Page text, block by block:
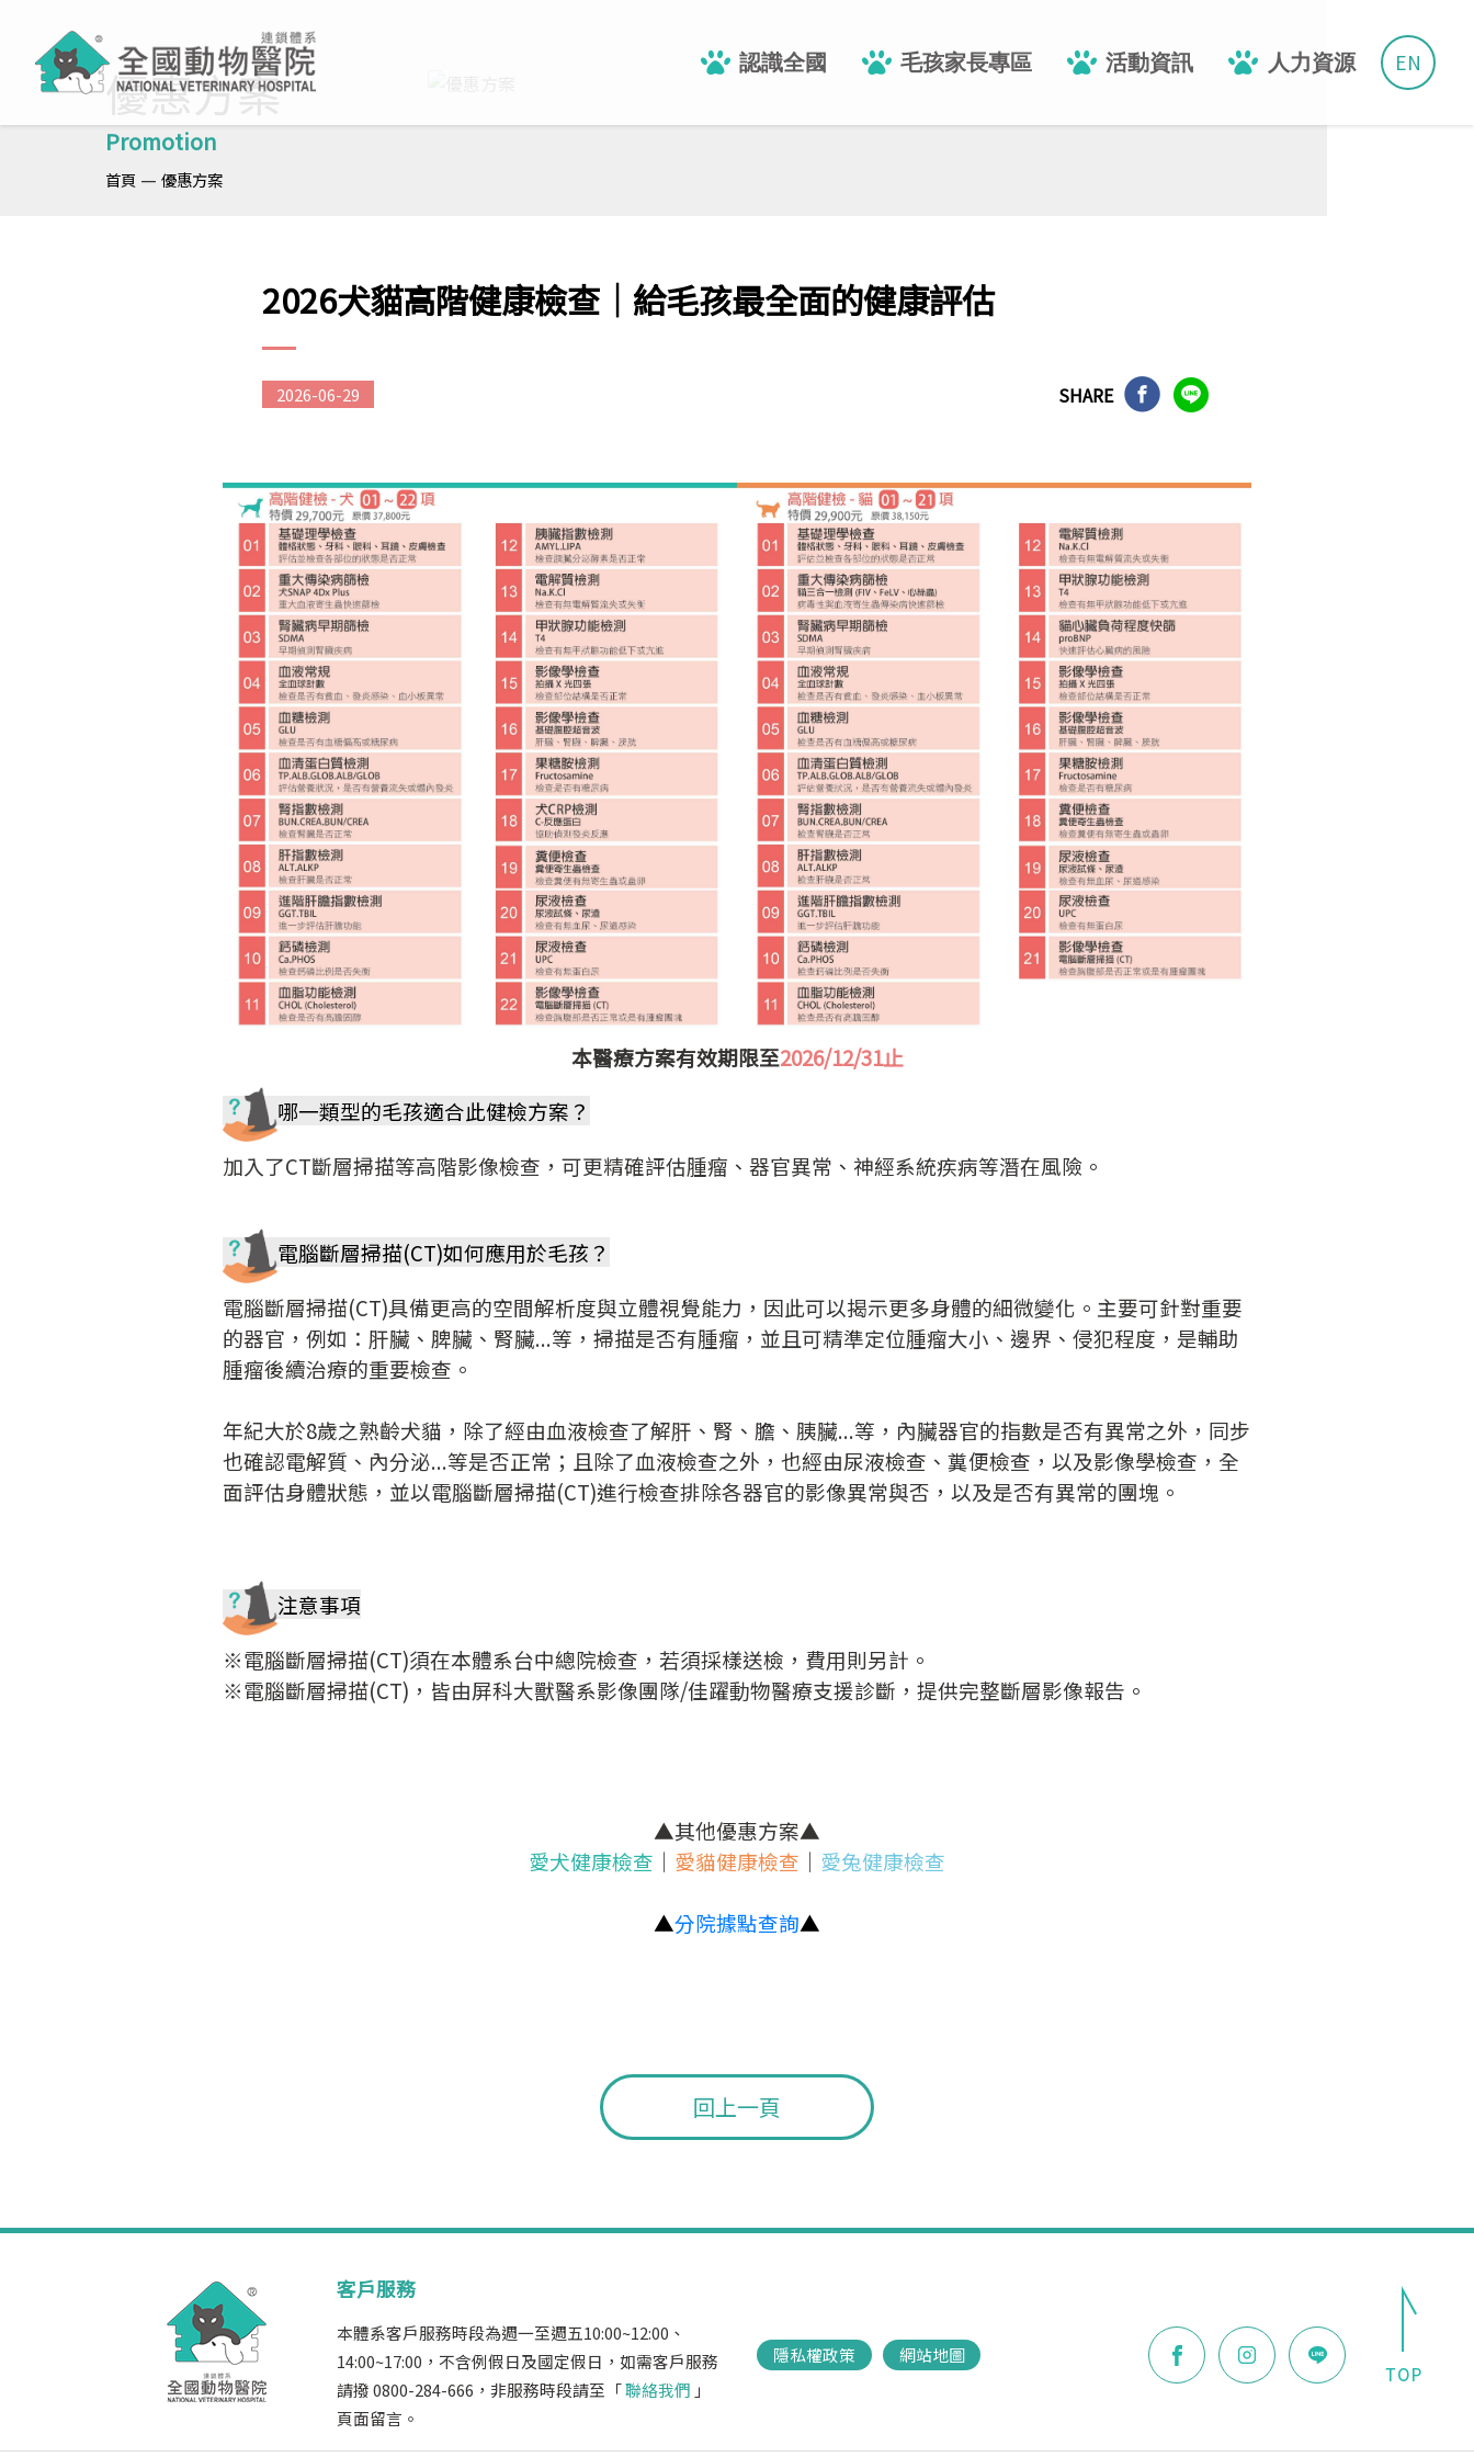
認識全國 毛孩家長專區 活動資訊 人力資源 EN
優惠方案
Promotion
首頁 — 優惠方案
2026犬貓高階健康檢查│給毛孩最全面的健康評估
2026-06-29 SHARE
本醫療方案有效期限至2026/12/31止
哪一類型的毛孩適合此健檢方案？
加入了CT斷層掃描等高階影像檢查，可更精確評估腫瘤、器官異常、神經系統疾病等潛在風險。
電腦斷層掃描(CT)如何應用於毛孩？
電腦斷層掃描(CT)具備更高的空間解析度與立體視覺能力，因此可以揭示更多身體的細微變化。主要可針對重要
的器官，例如：肝臟、脾臟、腎臟...等，掃描是否有腫瘤，並且可精準定位腫瘤大小、邊界、侵犯程度，是輔助
腫瘤後續治療的重要檢查。
年紀大於8歲之熟齡犬貓，除了經由血液檢查了解肝、腎、膽、胰臟...等，內臟器官的指數是否有異常之外，同步
也確認電解質、內分泌...等是否正常；且除了血液檢查之外，也經由尿液檢查、糞便檢查，以及影像學檢查，全
面評估身體狀態，並以電腦斷層掃描(CT)進行檢查排除各器官的影像異常與否，以及是否有異常的團塊。
注意事項
※電腦斷層掃描(CT)須在本體系台中總院檢查， 若須採樣送檢，費用則另計。
※電腦斷層掃描(CT)，皆由屏科大獸醫系影像團隊/佳躍動物醫療支援診斷，提供完整斷層影像報告。
▲其他優惠方案▲
愛犬健康檢查 │ 愛貓健康檢查 │ 愛兔健康檢查
▲分院據點查詢▲
回上一頁
客戶服務
本體系客戶服務時段為週一至週五10:00~12:00、
14:00~17:00，不含例假日及國定假日，如需客戶服務
請撥 0800-284-666，非服務時段請至「聯絡我們 」
頁面留言。
隱私權政策 網站地圖